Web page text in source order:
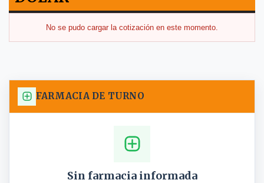
No se pudo cargar la cotización en este momento.
FARMACIA DE TURNO
Sin farmacia informada